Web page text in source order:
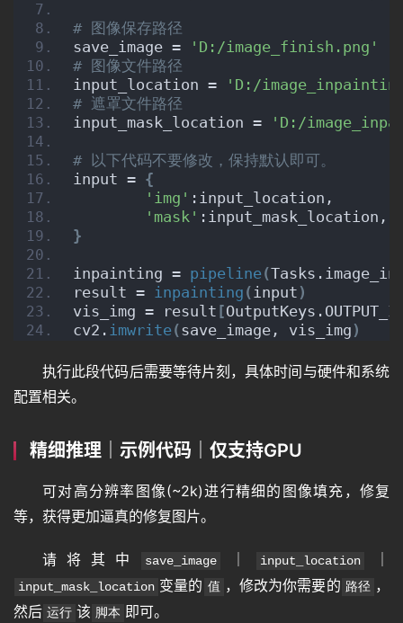
页
语
# 图像保存路径
save_image =
'D:/image_finish.png'
# 图像文件路径
input_location =
'D:/
# 遮罩文件路径
input_mask_location =
'D:/
# 以下代码不要修改，保持默认即可。
input = {
'img' :input_location,
'mask' :input_mask_location,
}
inpainting = pipeline(
result = inpainting ( input )
vis_img = result [
cv2. imwrite(save_image, vis_img )
执行此段代码后需要等待片刻，具体时间与硬件和系统
配置相关。
精细推理｜示例代码｜仅支持GPU
可对高分辨率图像(~2k)进行精细的图像填充，修复
等，获得更加逼真的修复图片。
请将其中 save_image input_location
input_mask_location 变量的 值 ，修改为你需要的 路径 ，
然后 运行 该 脚本 即可。